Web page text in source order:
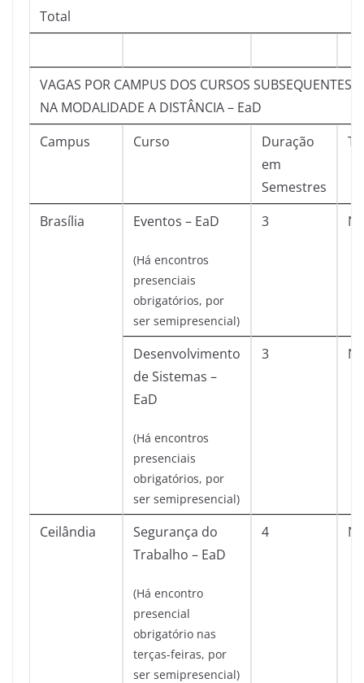
Total
VAGAS POR CAMPUS DOS CURSOS SUBSEQUENTES
NA MODALIDADE A DISTÂNCIA – EaD
Campus
Curso
Duração
em
Semestres
Brasília Eventos – EaD
(Há encontros
presenciais
obrigatórios, por
ser semipresencial)
3
Desenvolvimento
de Sistemas –
EaD
(Há encontros
presenciais
obrigatórios, por
ser semipresencial)
3
Ceilândia
Segurança do
Trabalho – EaD
(Há encontro
presencial
obrigatório nas
terças-feiras, por
ser semipresencial)
4